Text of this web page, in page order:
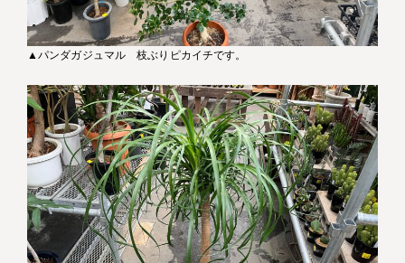
▲パンダガジュマル 枝ぶりピカイチです。